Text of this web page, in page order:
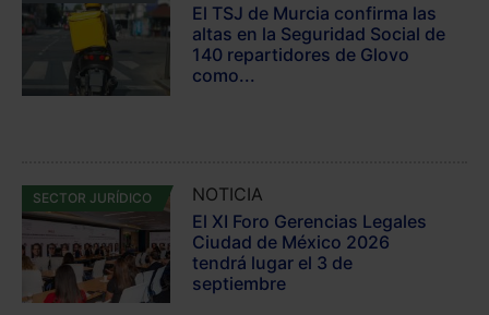
El TSJ de Murcia confirma las
altas en la Seguridad Social de
140 repartidores de Glovo
como...
SECTOR JURÍDICO
NOTICIA
El XI Foro Gerencias Legales
Ciudad de México 2026
tendrá lugar el 3 de
septiembre